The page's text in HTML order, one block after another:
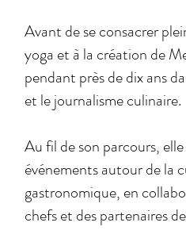
Avant de se consacrer
yoga et à la création de
pendant près de dix ans
et le journalisme culinaire.
Au fil de son parcours,
événements autour de la
gastronomique, en
chefs et des partenaires